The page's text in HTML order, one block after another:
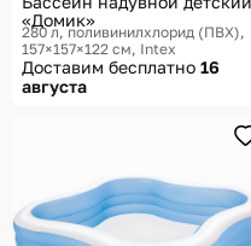
«Домик»
280 л, поливинилхлорид (ПВХ),
157×157×122 см Intex
Доставим бесплатно 16
августа